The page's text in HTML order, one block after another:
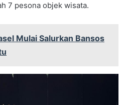
7 pesona objek wisata.
Mulai Salurkan Bansos